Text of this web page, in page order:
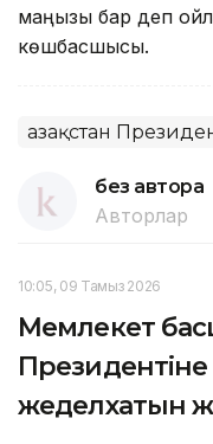
маңызы бар деп
көшбасшысы.
Қазақстан
без автора
Авторлар
10:05, 09 Тамыз 2026
Мемлекет
жеделхатын